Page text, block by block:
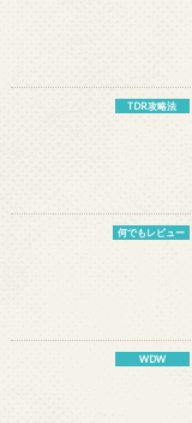
TDR攻略法
何でもレビュー
WDW